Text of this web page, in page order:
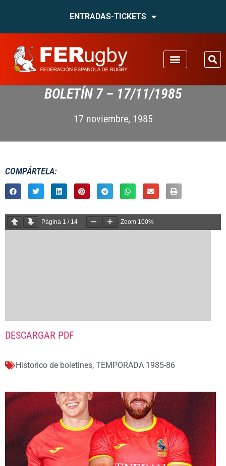
ENTRADAS-TICKETS
BOLETÍN 7 – 17/11/1985
17 noviembre, 1985
COMPÁRTELA:
Página 1 / 14 Zoom 100%
DESCARGAR PDF
Historico de boletines, TEMPORADA 1985-86